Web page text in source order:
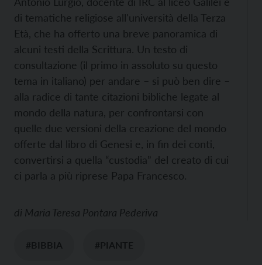
di tematiche religiose all'università della Terza
Età, che ha offerto una breve panoramica di
alcuni testi della Scrittura. Un testo di
consultazione (il primo in assoluto su questo
tema in italiano) per andare – si può ben dire –
alla radice di tante citazioni bibliche legate al
mondo della natura, per confrontarsi con
quelle due versioni della creazione del mondo
offerte dal libro di Genesi e, in fin dei conti,
convertirsi a quella “custodia” del creato di cui
ci parla a più riprese Papa Francesco.
di Maria Teresa Pontara Pederiva
#BIBBIA #PIANTE